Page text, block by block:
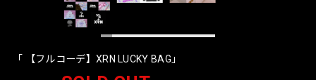
「 【フルコーデ】XRN LUCKY BAG」